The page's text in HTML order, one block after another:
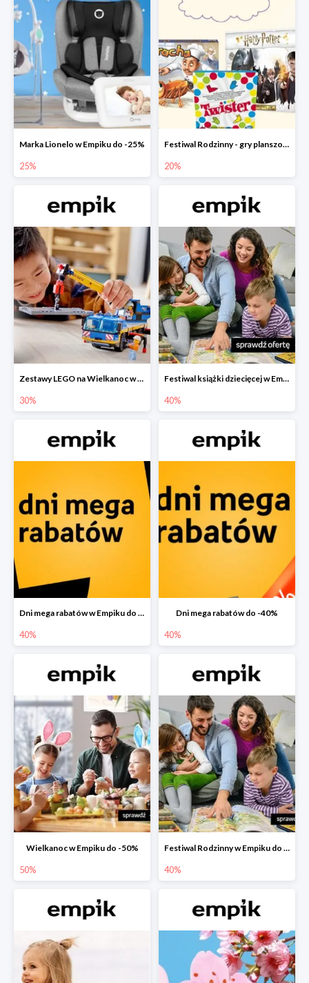
Marka Lionelo w Empiku do -25%
25%
Festiwal Rodzinny - gry planszowe w Empiku do -20%
20%
Zestawy LEGO na Wielkanoc w Empiku do -30%
30%
Festiwal książki dziecięcej w Empiku do -40%
40%
Dni mega rabatów w Empiku do -40%
40%
Dni mega rabatów do -40%
40%
Wielkanoc w Empiku do -50%
50%
Festiwal Rodzinny w Empiku do -40%
40%